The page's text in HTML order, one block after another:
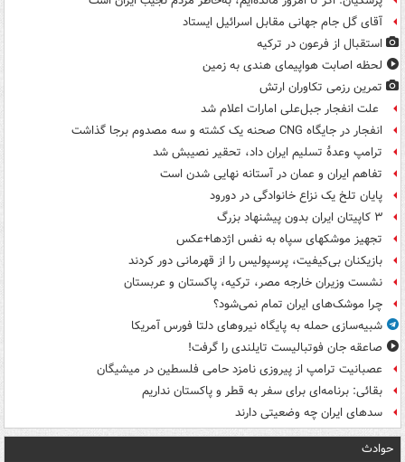
آقای گل جام جهانی مقابل اسرائیل ایستاد
استقبال از فرعون در ترکیه
لحظه اصابت هواپیمای هندی به زمین
تمرین رزمی تکاوران ارتش
علت انفجار جبل‌علی امارات اعلام شد
انفجار در جایگاه CNG صحنه یک کشته و سه مصدوم برجا گذاشت
ترامپ وعدۀ تسلیم ایران داد، تحقیر نصیبش شد
تفاهم ایران و عمان در آستانه نهایی شدن است
پایان تلخ یک نزاع خانوادگی در دورود
۳ کاپیتان ایران بدون پیشنهاد بزرگ
تجهیز موشکهای سپاه به نفس اژدها+عکس
بازیکنان بی‌کیفیت، پرسپولیس را از قهرمانی دور کردند
نشست وزیران خارجه مصر، ترکیه، پاکستان و عربستان
چرا موشک‌های ایران تمام نمی‌شود؟
شبیه‌سازی حمله به پایگاه نیروهای دلتا فورس آمریکا
صاعقه جان فوتبالیست تایلندی را گرفت!
عصبانیت ترامپ از پیروزی نامزد حامی فلسطین در میشیگان
بقائی: برنامه‌ای برای سفر به قطر و پاکستان نداریم
سدهای ایران چه وضعیتی دارند
حوادث